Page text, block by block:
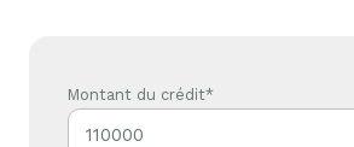
Montant du crédit*